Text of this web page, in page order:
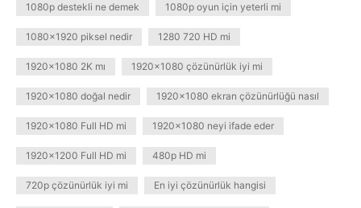
1080p destekli ne demek 1080p oyun için yeterli mi
1080x1920 piksel nedir 1280 720 HD mi
1920x1080 2K mı 1920x1080 çözünürlük iyi mi
1920x1080 doğal nedir 1920x1080 ekran çözünürlüğü nasıl
1920x1080 Full HD mi 1920x1080 neyi ifade eder
1920x1200 Full HD mi 480p HD mi
720p çözünürlük iyi mi En iyi çözünürlük hangisi